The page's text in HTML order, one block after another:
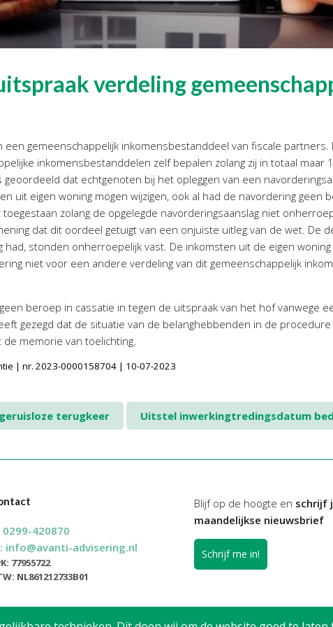
verdeling
een gemeenschappelijk inkomensbestanddeel van fiscale
inkomensbestanddelen zelf bepalen zolang zij in totaal maar
geoordeeld dat echtgenoten bij het opleggen van een
uit eigen woning mogen wijzigen, ook al had de navordering geen
zolang de opgelegde navorderingsaanslag niet
dat dit oordeel getuigt van een onjuiste uitleg van de wet. De
had, stonden onherroepelijk vast. De inkomsten uit de eigen
niet voor een andere verdeling van dit gemeenschappelijk
beroep in cassatie in tegen de uitspraak van het hof vanwege
gezegd dat de situatie van de belanghebbenden in de
memorie van toelichting.
| nr. 2023-0000158704 | 10-07-2023
terugkeer Uitstel inwerkingtredingsdatum
0299-420870
info@avanti-advisering.nl
77955722
NL861212733B01
Blijf op de hoogte en schrijf
maandelijkse nieuwsbrief
Schrijf me in!